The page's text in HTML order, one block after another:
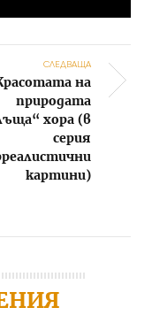
СЛЕДВАЩА
на
природата
хора (в
серия
картини)